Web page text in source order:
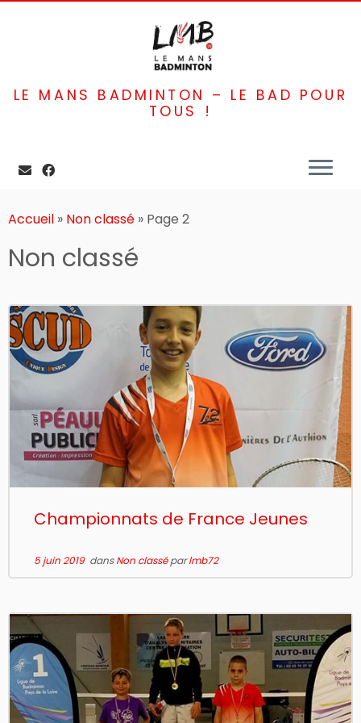
au
LE MANS BADMINTON – LE BAD POUR
TOUS !
Accueil » Non classé » Page 2
Non classé
Championnats de France Jeunes
5 juin 2019dansNon classéparlmb72